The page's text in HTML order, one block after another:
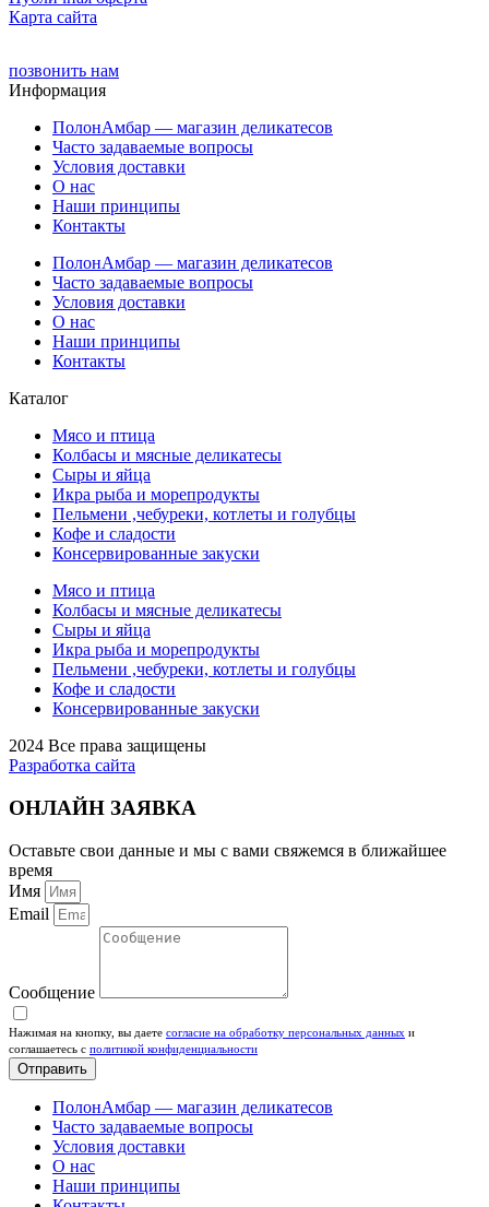
Карта сайта
позвонить нам
Информация
ПолонАмбар — магазин деликатесов
Часто задаваемые вопросы
Условия доставки
О нас
Наши принципы
Контакты
ПолонАмбар — магазин деликатесов
Часто задаваемые вопросы
Условия доставки
О нас
Наши принципы
Контакты
Каталог
Мясо и птица
Колбасы и мясные деликатесы
Сыры и яйца
Икра рыба и морепродукты
Пельмени ,чебуреки, котлеты и голубцы
Кофе и сладости
Консервированные закуски
Мясо и птица
Колбасы и мясные деликатесы
Сыры и яйца
Икра рыба и морепродукты
Пельмени ,чебуреки, котлеты и голубцы
Кофе и сладости
Консервированные закуски
2024 Все права защищены
Разработка сайта
ОНЛАЙН ЗАЯВКА
Оставьте свои данные и мы с вами свяжемся в ближайшее
время
Имя
Email
Сообщение
Нажимая на кнопку, вы даете согласие на обработку персональных данных и
соглашаетесь c политикой конфиденциальности
Отправить
ПолонАмбар — магазин деликатесов
Часто задаваемые вопросы
Условия доставки
О нас
Наши принципы